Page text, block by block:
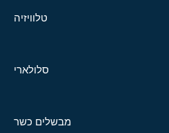
טלוויזיה
סלולארי
מבשלים כשר